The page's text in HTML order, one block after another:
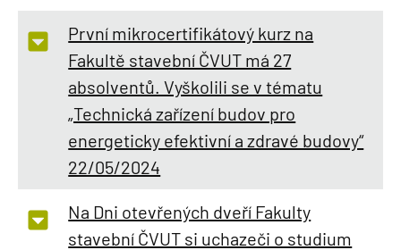
První mikrocertifikátový kurz na
Fakultě stavební ČVUT má 27
absolventů. Vyškolili se v tématu
„Technická zařízení budov pro
energeticky efektivní a zdravé budovy“
22/05/2024
Na Dni otevřených dveří Fakulty
stavební ČVUT si uchazeči o studium